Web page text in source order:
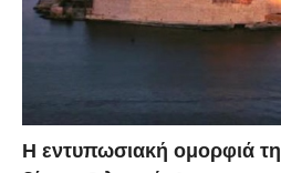
Η εντυπωσιακή ομορφιά